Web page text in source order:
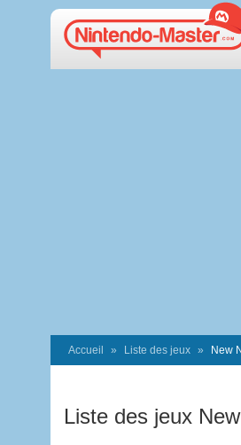
Accueil Liste des jeux New
Liste des jeux